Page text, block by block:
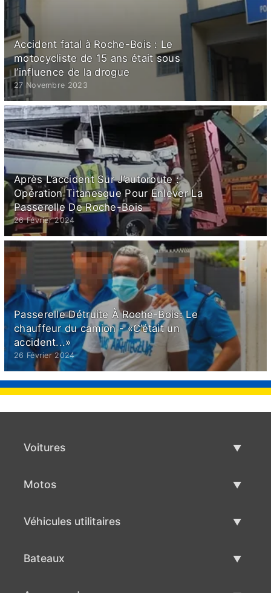
Accident fatal à Roche-Bois : Le
motocycliste de 15 ans était sous
l’influence de la drogue
27 Novembre 2023
Après L’accident Sur J’autoroute :
Opération Titanesque Pour Enlever La
Passerelle De Roche-Bois
26 Février 2024
Passerelle Détruite À Roche-Bois: Le
chauffeur du camion - «C’était un
accident...»
26 Février 2024
Voitures
Motos
Véhicules utilitaires
Bateaux